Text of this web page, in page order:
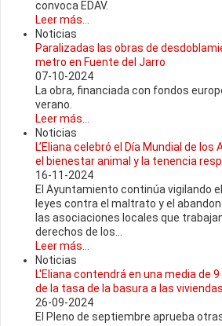
convoca EDAV.
Leer más...
Noticias
Paralizadas las obras de
metro en Fuente del Jarro
07-10-2024
La obra, financiada con fondos
verano.
Leer más...
Noticias
L’Eliana celebró el Día Mundial de
el bienestar animal y la tenencia
16-11-2024
El Ayuntamiento continúa vigilando
leyes contra el maltrato y el
las asociaciones locales que
derechos de los...
Leer más...
Noticias
L'Eliana contendrá en una media de
de la tasa de la basura a las viviendas
26-09-2024
El Pleno de septiembre aprueba